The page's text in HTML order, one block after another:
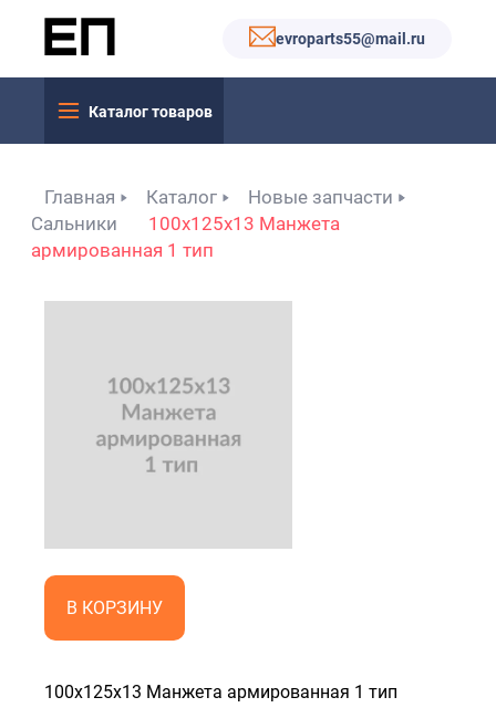
evroparts55@mail.ru
Каталог товаров
Главная Каталог
Новые запчасти
Сальники
100x125x13 Манжета
армированная 1 тип
В КОРЗИНУ
100x125x13 Манжета армированная 1 тип